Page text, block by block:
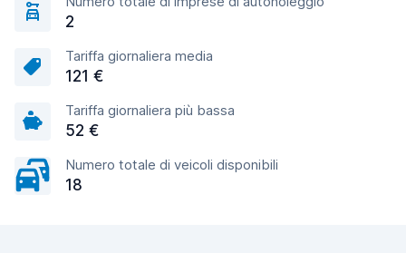
2
Tariffa giornaliera media
121 €
Tariffa giornaliera più bassa
52 €
Numero totale di veicoli disponibili
18